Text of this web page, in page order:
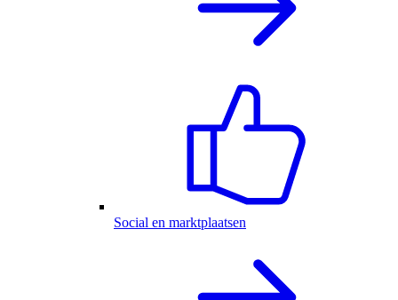
Social en marktplaatsen